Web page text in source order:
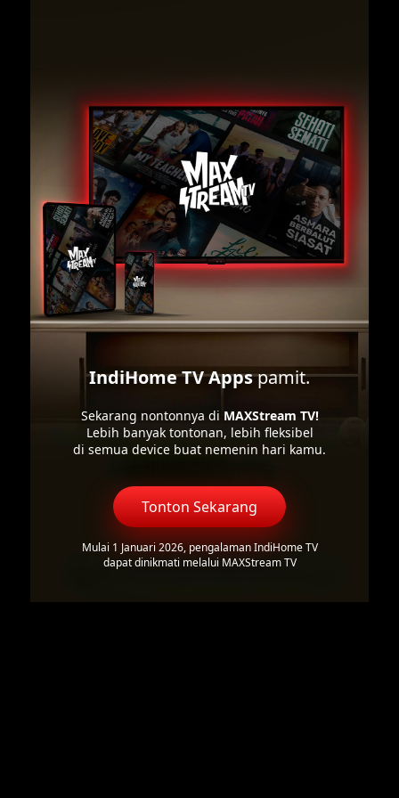
IndiHome TV Appspamit.
Sekarang nontonnya di MAXStream TV!
Lebih banyak tontonan, lebih fleksibel
di semua device buat nemenin hari kamu.
Tonton Sekarang
Mulai 1 Januari 2026, pengalaman IndiHome TV
dapat dinikmati melalui MAXStream TV